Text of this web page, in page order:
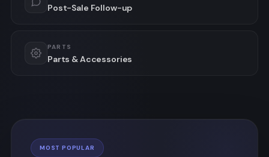
Post-Sale Follow-up
PARTS
Parts & Accessories
MOST POPULAR